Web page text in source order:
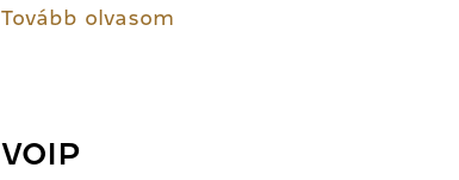
Tovább olvasom
VOIP